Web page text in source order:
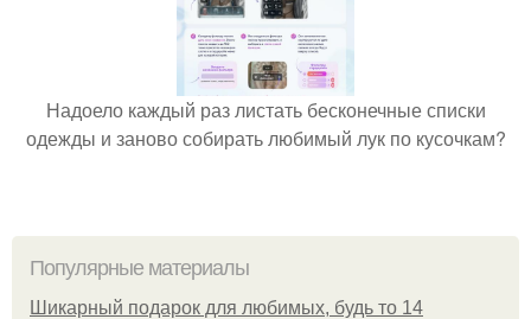
Надоело каждый раз листать бесконечные списки
одежды и заново собирать любимый лук по кусочкам?
Популярные материалы
Шикарный подарок для любимых, будь то 14